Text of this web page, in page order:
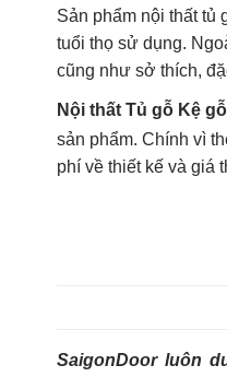
Sản phẩm nội thất
tuổi thọ sử dụng.
cũng như sở thích,
Nội thất Tủ gỗ Kệ gỗ
sản phẩm. Chính vì
phí về thiết kế và giá
SaigonDoor luôn